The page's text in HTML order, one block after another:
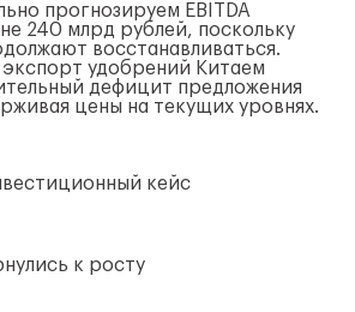
прогнозируем EBITDA
240 млрд рублей, поскольку
восстанавливаться.
удобрений Китаем
дефицит предложения
цены на текущих уровнях.
кейс
к росту